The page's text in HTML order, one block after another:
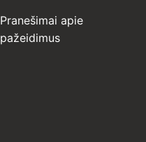
Pranešimai apie
pažeidimus